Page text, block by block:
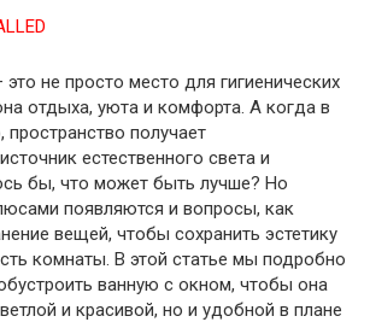
не просто место для гигиенических
отдыха, уюта и комфорта. А когда в
пространство получает
естественного света и
бы, что может быть лучше? Но
появляются и вопросы, как
вещей, чтобы сохранить эстетику
комнаты. В этой статье мы подробно
ванную с окном, чтобы она
и красивой, но и удобной в плане